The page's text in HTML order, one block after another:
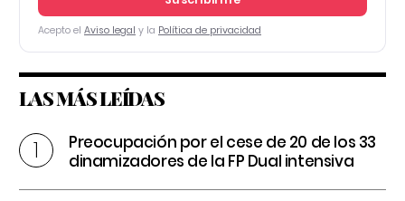
Acepto el Aviso legal y la Política de privacidad
LAS MÁS LEÍDAS
Preocupación por el cese de 20 de los 33
dinamizadores de la FP Dual intensiva